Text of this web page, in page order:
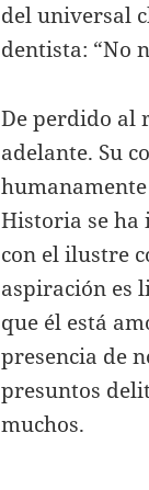
del universal
dentista: “No
De perdido al
adelante. Su
Historia se ha
con el ilustre
aspiración es
que él está
presencia de
presuntos
muchos.